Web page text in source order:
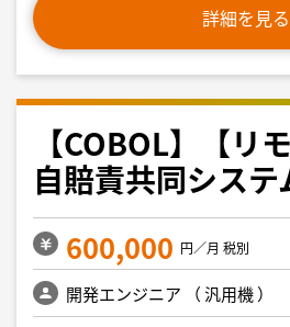
詳細を見る
【COBOL】【リ
自賠責共同システ
600,000 円／月 税別
開発エンジニア （汎用機）